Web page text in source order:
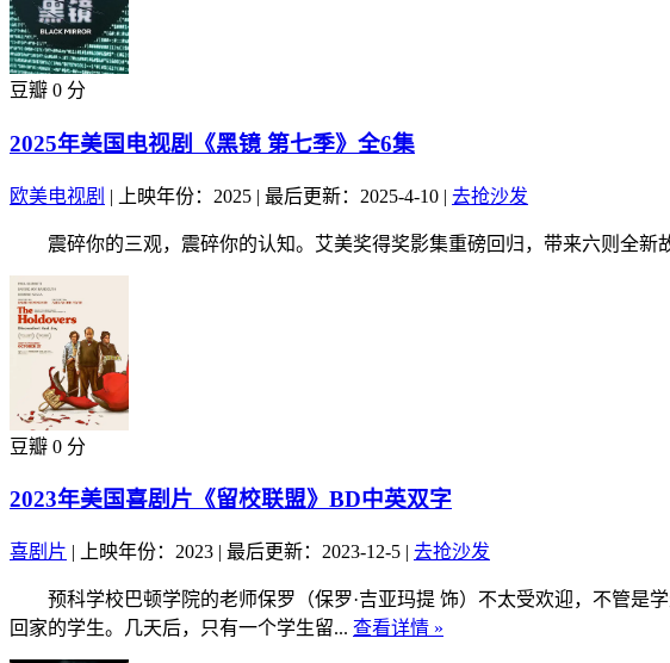
豆瓣 0 分
2025年美国电视剧《黑镜 第七季》全6集
欧美电视剧 | 上映年份：2025 | 最后更新：2025-4-10 | 去抢沙发
震碎你的三观，震碎你的认知。艾美奖得奖影集重磅回归，带来六则全新
豆瓣 0 分
2023年美国喜剧片《留校联盟》BD中英双字
喜剧片 | 上映年份：2023 | 最后更新：2023-12-5 | 去抢沙发
预科学校巴顿学院的老师保罗（保罗·吉亚玛提 饰）不太受欢迎，不管是
回家的学生。几天后，只有一个学生留... 查看详情 »